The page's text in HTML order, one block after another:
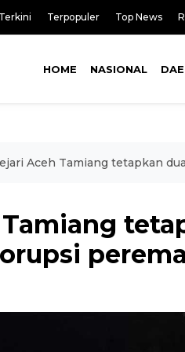
Terkini Terpopuler Top News
HOME NASIONAL
Aceh Tamiang tetapkan